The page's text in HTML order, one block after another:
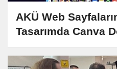
AKÜ Web
Tasarımda Canva